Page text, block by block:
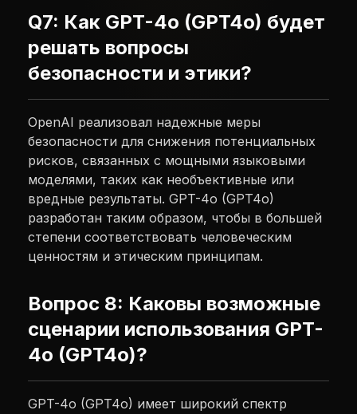
Q7: Как GPT-4o (GPT4o) будет
решать вопросы
безопасности и этики?
OpenAI реализовал надежные меры
безопасности для снижения потенциальных
рисков, связанных с мощными языковыми
моделями, таких как необъективные или
вредные результаты. GPT-4o (GPT4o)
разработан таким образом, чтобы в большей
степени соответствовать человеческим
ценностям и этическим принципам.
Вопрос 8: Каковы возможные
сценарии использования GPT-
4o (GPT4o)?
GPT-4o (GPT4o) имеет широкий спектр